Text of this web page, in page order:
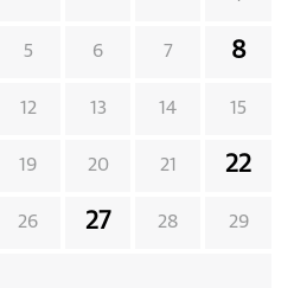
5 6 7 8
12 13 14 15
19 20 21 22
26 27 28 29